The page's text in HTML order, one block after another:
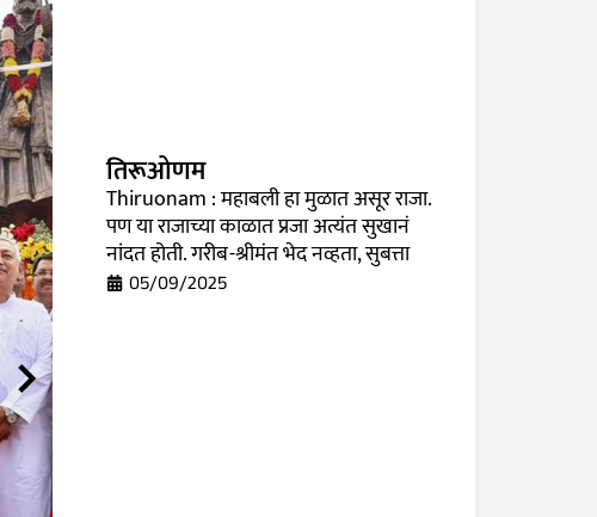
तिरूओणम
Thiruonam : महाबली हा मुळात असूर राजा.
पण या राजाच्या काळात प्रजा अत्यंत सुखानं
नांदत होती. गरीब-श्रीमंत भेद नव्हता, सुबत्ता
05/09/2025